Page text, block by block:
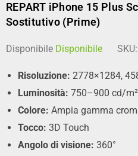
REPART iPhone 15 Plus
Sostitutivo (Prime)
Disponibile Disponibile SKU:
Risoluzione: 2778×1284,
Luminosità: 750–900 cd/m²
Colore: Ampia gamma
Tocco: 3D Touch
Angolo di visione: 360°